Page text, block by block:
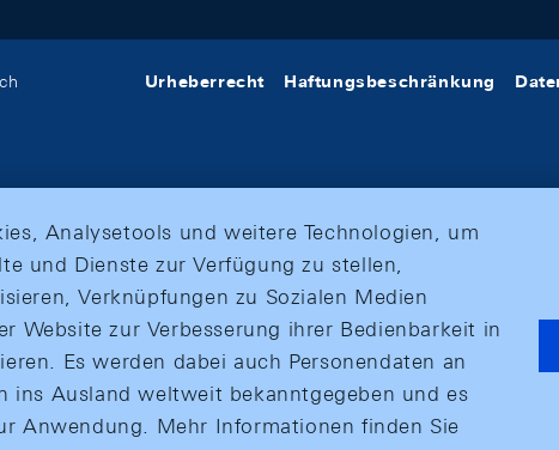
Urheberrecht Haftungsbeschränkung
Analysetools und weitere Technologien, um
und Dienste zur Verfügung zu stellen,
Verknüpfungen zu Sozialen Medien
Website zur Verbesserung ihrer Bedienbarkeit in
Es werden dabei auch Personendaten an
ins Ausland weltweit bekanntgegeben und es
Anwendung. Mehr Informationen finden Sie